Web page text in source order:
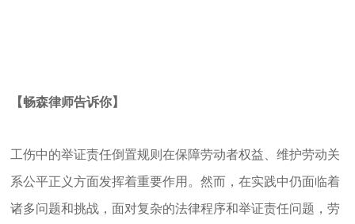
【畅森律师告诉你】
工伤中的举证责任倒置规则在保障劳动者权益、维护劳动关
系公平正义方面发挥着重要作用。然而，在实践中仍面临着
诸多问题和挑战，面对复杂的法律程序和举证责任问题，劳